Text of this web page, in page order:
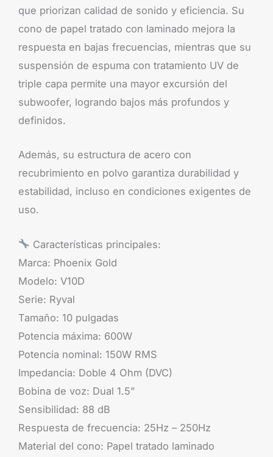
que priorizan calidad de sonido y eficiencia. Su
cono de papel tratado con laminado mejora la
respuesta en bajas frecuencias, mientras que su
suspensión de espuma con tratamiento UV de
triple capa permite una mayor excursión del
subwoofer, logrando bajos más profundos y
definidos.
Además, su estructura de acero con
recubrimiento en polvo garantiza durabilidad y
estabilidad, incluso en condiciones exigentes de
uso.
Características principales:
Marca: Phoenix Gold
Modelo: V10D
Serie: Ryval
Tamaño: 10 pulgadas
Potencia máxima: 600W
Potencia nominal: 150W RMS
Impedancia: Doble 4 Ohm (DVC)
Bobina de voz: Dual 1.5”
Sensibilidad: 88 dB
Respuesta de frecuencia: 25Hz – 250Hz
Material del cono: Papel tratado laminado